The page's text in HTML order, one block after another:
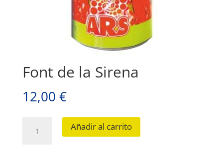
Font de la Sirena
12,00 €
Añadir al carrito